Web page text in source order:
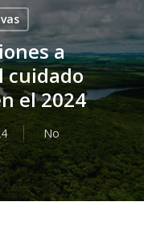
a
cuidado
el 2024
No